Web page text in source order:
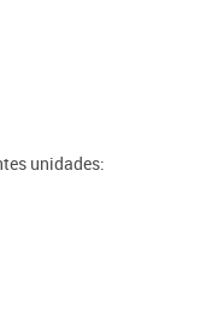
unidades: